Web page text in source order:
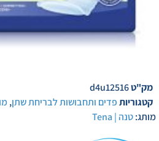
מק"טd4u12516
קטגוריותפדים ותחבושות לבריחת שתן,
מותג:טנה | Tena